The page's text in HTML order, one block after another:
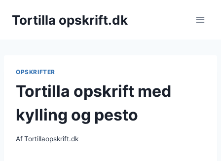
Tortilla opskrift.dk
OPSKRIFTER
Tortilla opskrift med
kylling og pesto
AfTortillaopskrift.dk